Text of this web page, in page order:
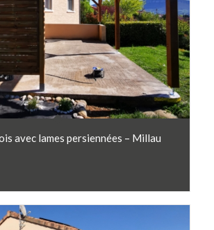
avec lames persiennées – Millau